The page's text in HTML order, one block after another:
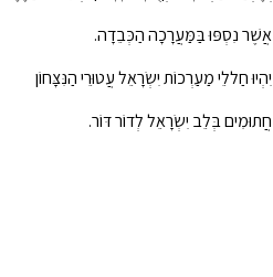
אֲשֶׁר נִסְפּוּ בַּמַּעֲרָכָה הַכְּבֵדָה.
יִהְיוּ חַ‏ללֵי מַעַ‏רְכוֹת‏‏‏ יִשְֹרָאֵל עֲטוּרֵי הַנִּצָּחוֹן
חֲתוּמִים בְּלֵב יִשְֹרָאֵל לְדוֹר דּוֹר.